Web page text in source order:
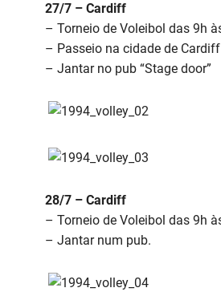
27/7 – Cardiff
– Torneio de Voleibol das 9h
– Passeio na cidade de Cardiff
– Jantar no pub “Stage door”
28/7 – Cardiff
– Torneio de Voleibol das 9h
– Jantar num pub.